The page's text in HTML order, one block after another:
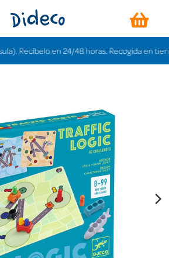
en 24/48 horas. Recogida en tiendas